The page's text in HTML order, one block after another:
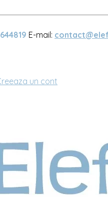
E-mail:
un cont